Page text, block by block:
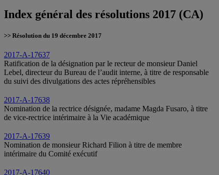
Index général des résolutions 2017 (CA)
>> Résolution du 19 décembre 2017
2017-A-17637
Ratification de la désignation par le recteur de monsieur Daniel
Lebel, directeur du Bureau de l’audit interne, à titre de responsable
du suivi des divulgations des actes répréhensibles
2017-A-17638
Nomination de la rectrice désignée, madame Magda Fusaro, à titre
de vice-rectrice intérimaire à la Vie académique
2017-A-17639
Nomination de monsieur Richard Filion à titre de membre
intérimaire du Comité exécutif
2017-A-17640